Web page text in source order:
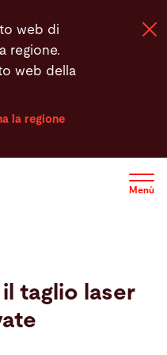
web di
regione.
web della
la regione
Menù
Assistenza
taglio laser